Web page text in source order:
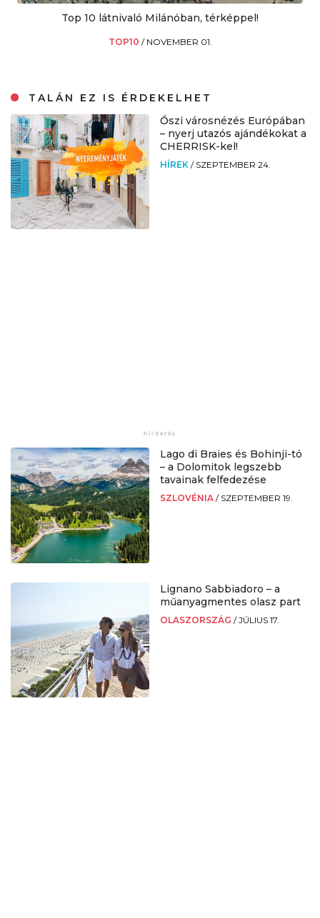
Top 10 látnivaló Milánóban, térképpel!
TOP10 / NOVEMBER 01.
TALÁN EZ IS ÉRDEKELHET
Őszi városnézés Európában
– nyerj utazós ajándékokat a
CHERRISK-kel!
HÍREK / SZEPTEMBER 24.
Lago di Braies és Bohinji-tó
– a Dolomitok legszebb
tavainak felfedezése
SZLOVÉNIA / SZEPTEMBER 19.
Lignano Sabbiadoro – a
műanyagmentes olasz part
OLASZORSZÁG /JÚLIUS 17.